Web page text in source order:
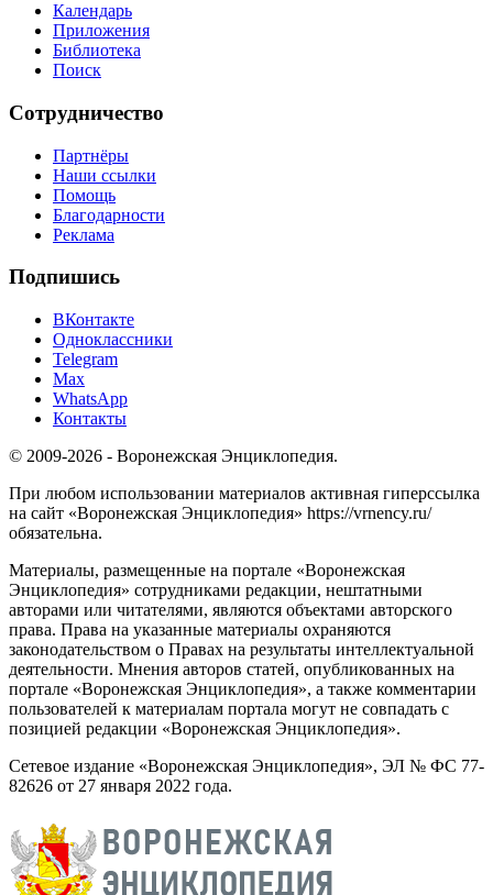
Календарь
Приложения
Библиотека
Поиск
Сотрудничество
Партнёры
Наши ссылки
Помощь
Благодарности
Реклама
Подпишись
ВКонтакте
Одноклассники
Telegram
Max
WhatsApp
Контакты
© 2009-2026 - Воронежская Энциклопедия.
При любом использовании материалов активная гиперссылка
на сайт «Воронежская Энциклопедия» https://vrnency.ru/
обязательна.
Материалы, размещенные на портале «Воронежская
Энциклопедия» сотрудниками редакции, нештатными
авторами или читателями, являются объектами авторского
права. Права на указанные материалы охраняются
законодательством о Правах на результаты интеллектуальной
деятельности. Мнения авторов статей, опубликованных на
портале «Воронежская Энциклопедия», а также комментарии
пользователей к материалам портала могут не совпадать с
позицией редакции «Воронежская Энциклопедия».
Сетевое издание «Воронежская Энциклопедия», ЭЛ № ФС 77-
82626 от 27 января 2022 года.